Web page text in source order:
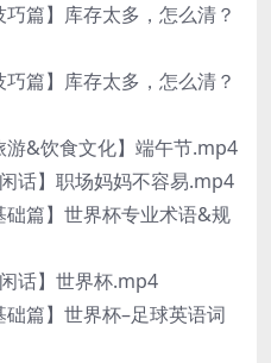
篇】库存太多，怎么清？
篇】库存太多，怎么清？
游&饮食文化】端午节.mp4
话】职场妈妈不容易.mp4
篇】世界杯专业术语&规
话】世界杯.mp4
篇】世界杯–足球英语词